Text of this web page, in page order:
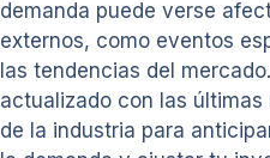
demanda puede verse
externos, como eventos
las tendencias del
actualizado con las
de la industria para